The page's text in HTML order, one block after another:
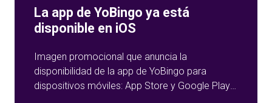
La app de YoBingo ya está
disponible en iOS
Imagen promocional que anuncia la
disponibilidad de la app de YoBingo para
dispositivos móviles: App Store y Google Play